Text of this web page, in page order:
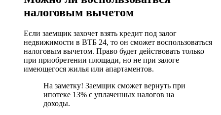
налоговым вычетом
Если заемщик захочет взять кредит под залог
недвижимости в ВТБ 24, то он сможет воспользоваться
налоговым вычетом. Право будет действовать только
при приобретении площади, но не при залоге
имеющегося жилья или апартаментов.
На заметку! Заемщик сможет вернуть при
ипотеке 13% с уплаченных налогов на
доходы.